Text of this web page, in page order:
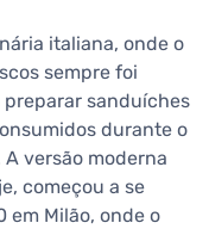
italiana, onde o
sempre foi
sanduíches
durante o
versão moderna
começou a se
em Milão, onde o